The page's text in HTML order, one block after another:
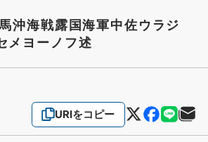
沖海戦露国海軍中佐ウラジ
メヨーノフ述
URIをコピー